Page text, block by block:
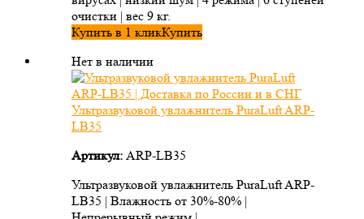
очистки | вес 9 кг.
Купить в 1 кликКупить
Нет в наличии
Ультразвуковой увлажнитель PuraLuft ARP-
LB35
Артикул: ARP-LB35
Ультразвуковой увлажнитель PuraLuft ARP-
LB35 | Влажность от 30%-80% |